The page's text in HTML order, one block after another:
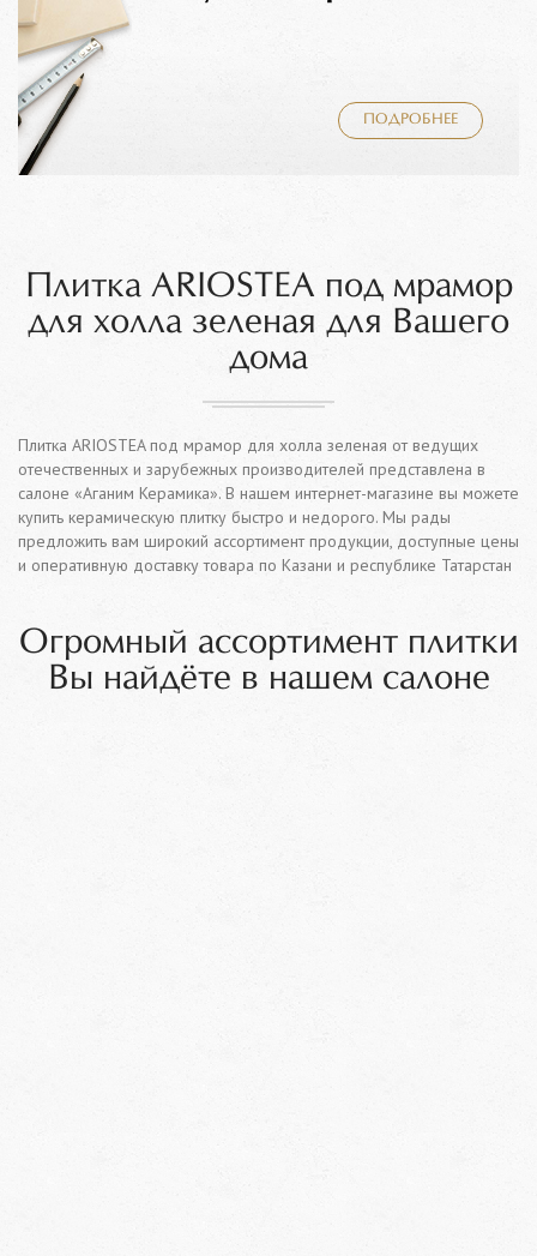
ПОДРОБНЕЕ
Плитка ARIOSTEA под мрамор
для холла зеленая для Вашего
дома
Плитка ARIOSTEA под мрамор для холла зеленая от ведущих
отечественных и зарубежных производителей представлена в
салоне «Аганим Керамика». В нашем интернет-магазине вы можете
купить керамическую плитку быстро и недорого. Мы рады
предложить вам широкий ассортимент продукции, доступные цены
и оперативную доставку товара по Казани и республике Татарстан
Огромный ассортимент плитки
Вы найдёте в нашем салоне